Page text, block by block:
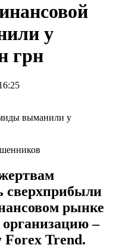
у
грн
сверхприбыли
рынке
–
Trend.